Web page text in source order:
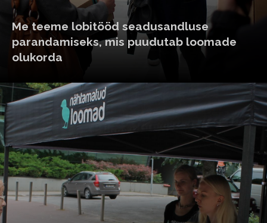
Me teeme lobitööd seadusandluse
parandamiseks, mis puudutab loomade
olukorda